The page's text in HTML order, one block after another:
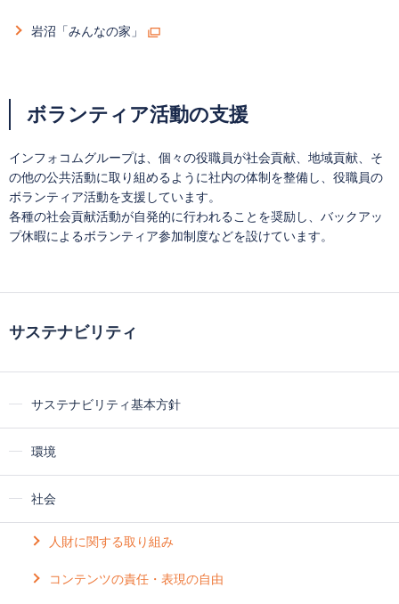
サステナビリティ
サステナビリティ基本方針
環境
社会
人財に関する取り組み
コンテンツの責任・表現の自由
岩沼「みんなの家」
ボランティア活動の支援
インフォコムグループは、個々の役職員が社会貢献、地域貢献、そ
の他の公共活動に取り組めるように社内の体制を整備し、役職員の
ボランティア活動を支援しています。
各種の社会貢献活動が自発的に行われることを奨励し、バックアッ
プ休暇によるボランティア参加制度などを設けています。